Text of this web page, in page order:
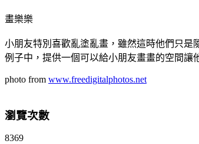
畫樂樂
小朋友特別喜歡亂塗亂畫，雖然這時他們只
例子中，提供一個可以給小朋友畫畫的空間讓
photo from www.freedigitalphotos.net
瀏覽次數
8369